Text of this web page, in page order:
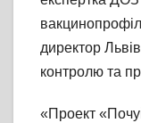
директор
контролю та
«Проект